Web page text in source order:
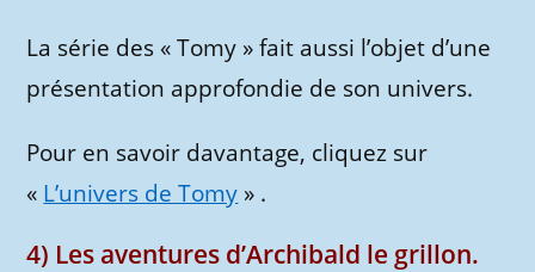
La série des « Tomy » fait aussi l’objet d’une
présentation approfondie de son univers.
Pour en savoir davantage, cliquez sur
« L’univers de Tomy » .
4) Les aventures d’Archibald le grillon.